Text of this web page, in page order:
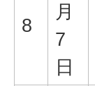
8
月
7
日